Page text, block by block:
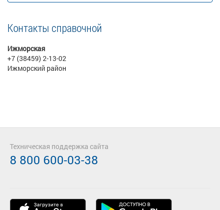
Контакты справочной
Ижморская
+7 (38459) 2-13-02
Ижморский район
Техническая поддержка сайта
8 800 600-03-38